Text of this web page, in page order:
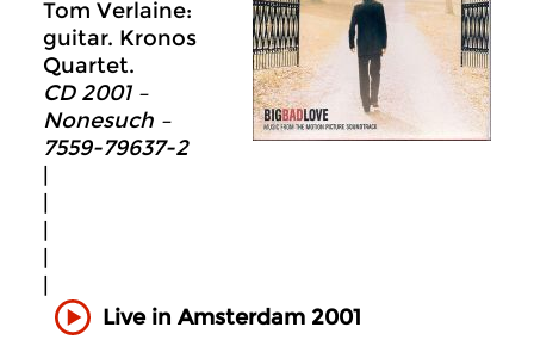
Tom Verlaine:
guitar. Kronos
Quartet.
CD 2001 –
Nonesuch –
7559-79637-2
Live in Amsterdam 2001